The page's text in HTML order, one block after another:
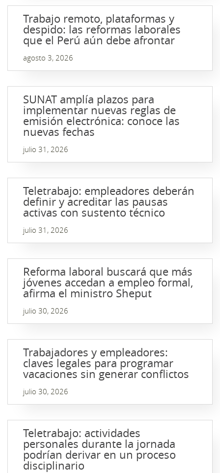
Trabajo remoto, plataformas y
despido: las reformas laborales
que el Perú aún debe afrontar
agosto 3, 2026
SUNAT amplía plazos para
implementar nuevas reglas de
emisión electrónica: conoce las
nuevas fechas
julio 31, 2026
Teletrabajo: empleadores deberán
definir y acreditar las pausas
activas con sustento técnico
julio 31, 2026
Reforma laboral buscará que más
jóvenes accedan a empleo formal,
afirma el ministro Sheput
julio 30, 2026
Trabajadores y empleadores:
claves legales para programar
vacaciones sin generar conflictos
julio 30, 2026
Teletrabajo: actividades
personales durante la jornada
podrían derivar en un proceso
disciplinario